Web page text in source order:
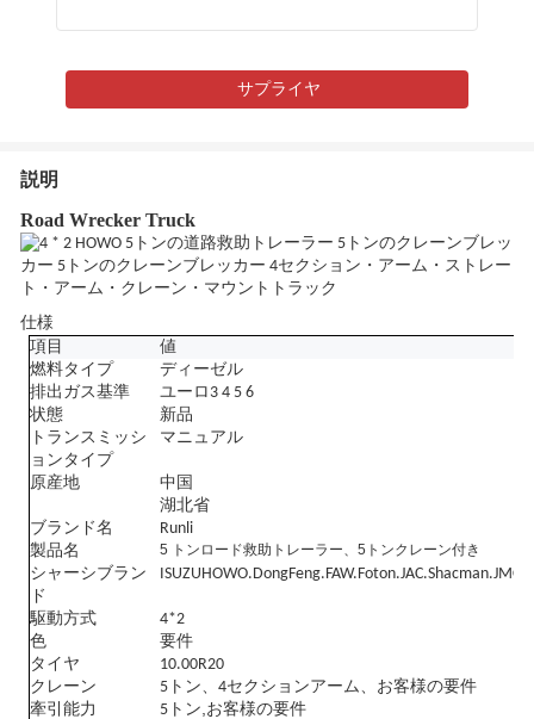
サプライヤ
説明
Road Wrecker Truck
仕様
項目
値
燃料タイプ
ディーゼル
排出ガス基準
ユーロ3 4 5 6
状態
新品
トランスミッシ
ョンタイプ
マニュアル
原産地
中国
湖北省
ブランド名
Runli
製品名
5 トンロード救助トレーラー、5トンクレーン付き
シャーシブラン
ド
ISUZUHOWO.DongFeng.FAW.Foton.JAC.Shacman.JMC
駆動方式 4*2
色
要件
タイヤ
10.00R20
クレーン
5トン、4セクションアーム、お客様の要件
牽引能力
5トン お客様の要件